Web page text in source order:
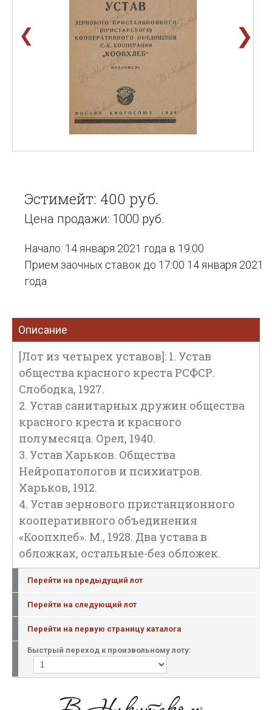
❮ ❯
Эстимейт: 400 руб.
Цена продажи: 1000 руб.
Начало: 14 января 2021 года в 19:00
Прием заочных ставок до 17:00 14 января 2021
года
Описание
[Лот из четырех уставов]: 1. Устав
общества красного креста РСФСР.
Слободка, 1927.
2. Устав санитарных дружин общества
красного креста и красного
полумесяца. Орел, 1940.
3. Устав Харьков. Общества
Нейропатологов и психиатров.
Харьков, 1912.
4. Устав зернового пристанционного
кооперативного объединения
«Коопхлеб». М., 1928. Два устава в
обложках, остальные-без обложек.
Перейти на предыдущий лот
Перейти на следующий лот
Перейти на первую страницу каталога
Быстрый переход к произвольному лоту: